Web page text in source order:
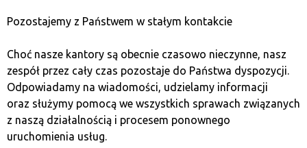
Donald Trump odcisnął niezatarte piętno na Partii
na populizmie, nacjonalizmie i konserwatyzmie
społecznym. Przed jego prezydenturą GOP miała
bardziej umiarkowany charakter, ale Trump zdominował
jej politykę. Po wyborach w 2024 roku jego wpływy
w partii tylko się umocniły, a wielu polityków
Republikanów uzależniło swoją karierę od lojalności
Pozostajemy z Państwem w stałym kontakcie
Choć nasze kantory są obecnie czasowo nieczynne, nasz
zespół przez cały czas pozostaje do Państwa dyspozycji.
Odpowiadamy na wiadomości, udzielamy informacji
oraz służymy pomocą we wszystkich sprawach związanych
z naszą działalnością i procesem ponownego
uruchomienia usług.